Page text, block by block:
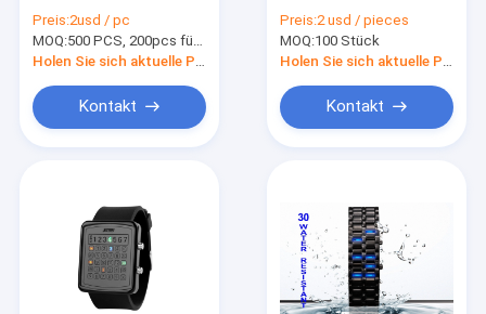
Digital mit Softable
PU-Band
Preis:2usd / pc
MOQ:500 PCS, 200pcs für Vorrat
Holen Sie sich aktuelle Preis
Kontakt
mit Japan-Batterie
Preis:2 usd / pieces
MOQ:100 Stück
Holen Sie sich aktuelle Preis
Kontakt